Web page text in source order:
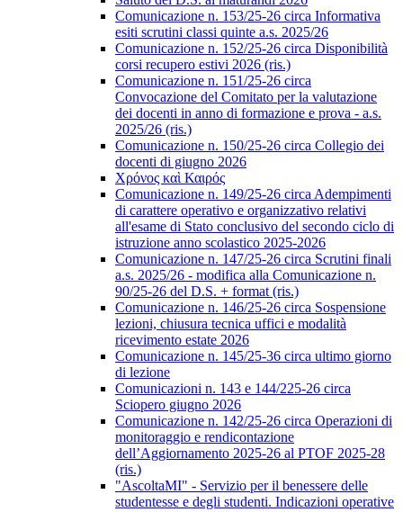
Comunicazione n. 153/25-26 circa Informativa
esiti scrutini classi quinte a.s. 2025/26
Comunicazione n. 152/25-26 circa Disponibilità
corsi recupero estivi 2026 (ris.)
Comunicazione n. 151/25-26 circa
Convocazione del Comitato per la valutazione
dei docenti in anno di formazione e prova - a.s.
2025/26 (ris.)
Comunicazione n. 150/25-26 circa Collegio dei
docenti di giugno 2026
Χρόνος καὶ Καιρός
Comunicazione n. 149/25-26 circa Adempimenti
di carattere operativo e organizzativo relativi
all'esame di Stato conclusivo del secondo ciclo di
istruzione anno scolastico 2025-2026
Comunicazione n. 147/25-26 circa Scrutini finali
a.s. 2025/26 - modifica alla Comunicazione n.
90/25-26 del D.S. + format (ris.)
Comunicazione n. 146/25-26 circa Sospensione
lezioni, chiusura tecnica uffici e modalità
ricevimento estate 2026
Comunicazione n. 145/25-36 circa ultimo giorno
di lezione
Comunicazioni n. 143 e 144/225-26 circa
Sciopero giugno 2026
Comunicazione n. 142/25-26 circa Operazioni di
monitoraggio e rendicontazione
dell’Aggiornamento 2025-26 al PTOF 2025-28
(ris.)
"AscoltaMI" - Servizio per il benessere delle
studentesse e degli studenti. Indicazioni operative